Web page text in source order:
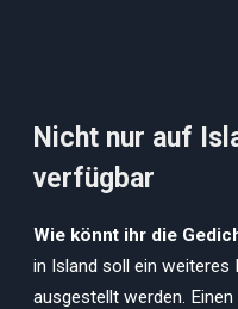
Nicht nur auf
verfügbar
Wie könnt ihr die
in Island soll ein weiteres
ausgestellt werden.